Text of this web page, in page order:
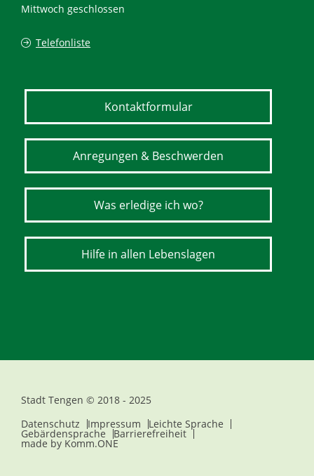
Mittwoch geschlossen
Telefonliste
Kontaktformular
Anregungen & Beschwerden
Was erledige ich wo?
Hilfe in allen Lebenslagen
Stadt Tengen © 2018 - 2025
Datenschutz
Impressum Leichte Sprache
Gebärdensprache Barrierefreiheit
made by Komm.ONE